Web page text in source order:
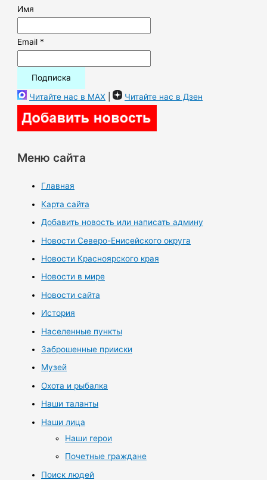
Имя
Email *
Читайте нас в MAX | Читайте нас в Дзен
Меню сайта
Главная
Карта сайта
Добавить новость или написать админу
Новости Северо-Енисейского округа
Новости Красноярского края
Новости в мире
Новости сайта
История
Населенные пункты
Заброшенные прииски
Музей
Охота и рыбалка
Наши таланты
Наши лица
Наши герои
Почетные граждане
Поиск людей